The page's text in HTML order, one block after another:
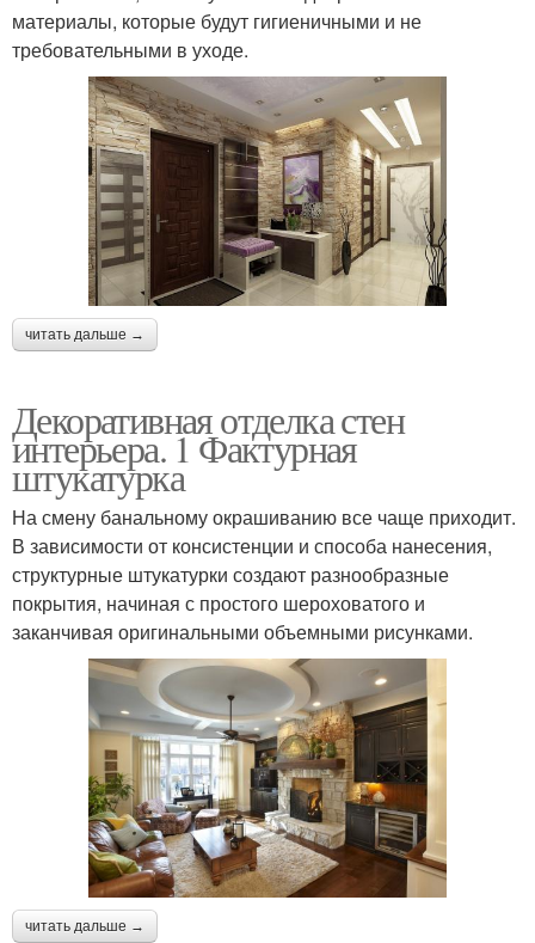
материалы, которые будут гигиеничными и не
требовательными в уходе.
читать дальше →
Декоративная отделка стен
интерьера. 1 Фактурная
штукатурка
На смену банальному окрашиванию все чаще приходит.
В зависимости от консистенции и способа нанесения,
структурные штукатурки создают разнообразные
покрытия, начиная с простого шероховатого и
заканчивая оригинальными объемными рисунками.
читать дальше →